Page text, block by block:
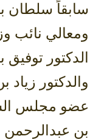
سابقاً سلطان
ومعالي نائب
الدكتور
والدكتور
عضو مجلس
بن عبدالرحمن